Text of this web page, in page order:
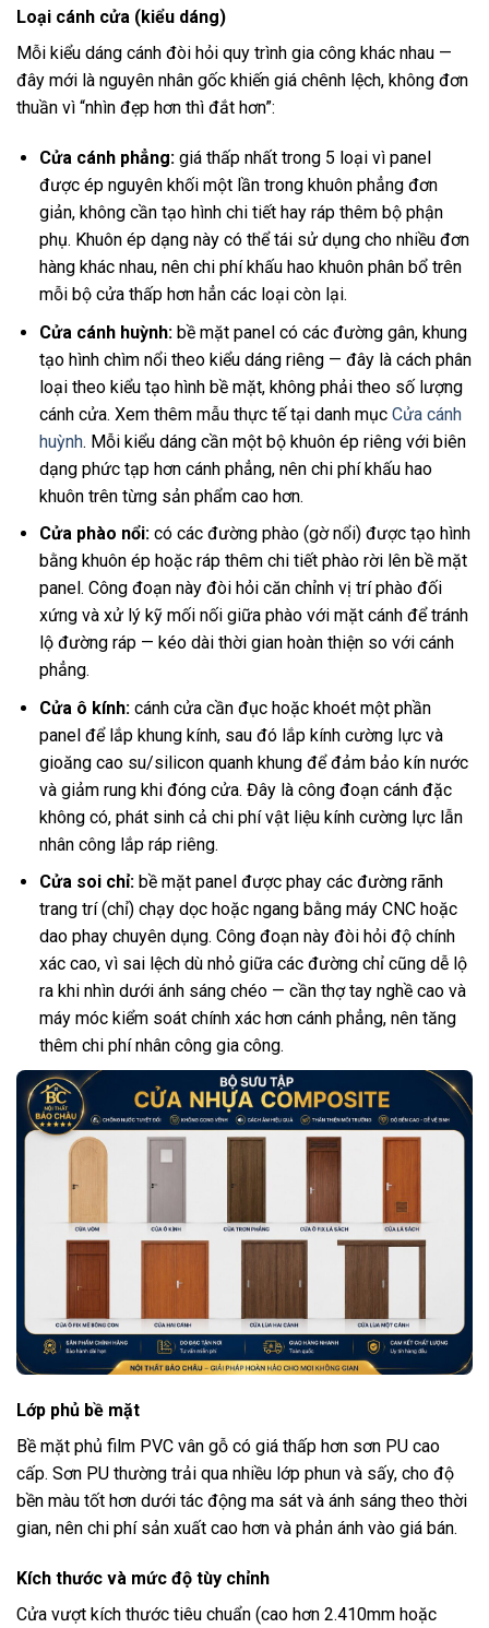
Loại cánh cửa (kiểu dáng)
Mỗi kiểu dáng cánh đòi hỏi quy trình gia công khác nhau —
đây mới là nguyên nhân gốc khiến giá chênh lệch, không đơn
thuần vì “nhìn đẹp hơn thì đắt hơn”:
Cửa cánh phẳng:giá thấp nhất trong 5 loại vì panel
được ép nguyên khối một lần trong khuôn phẳng đơn
giản, không cần tạo hình chi tiết hay ráp thêm bộ phận
phụ. Khuôn ép dạng này có thể tái sử dụng cho nhiều đơn
hàng khác nhau, nên chi phí khấu hao khuôn phân bổ trên
mỗi bộ cửa thấp hơn hẳn các loại còn lại.
Cửa cánh huỳnh:bề mặt panel có các đường gân, khung
tạo hình chìm nổi theo kiểu dáng riêng — đây là cách phân
loại theo kiểu tạo hình bề mặt, không phải theo số lượng
cánh cửa. Xem thêm mẫu thực tế tại danh mục Cửa cánh
huỳnh. Mỗi kiểu dáng cần một bộ khuôn ép riêng với biên
dạng phức tạp hơn cánh phẳng, nên chi phí khấu hao
khuôn trên từng sản phẩm cao hơn.
Cửa phào nổi:có các đường phào (gờ nổi) được tạo hình
bằng khuôn ép hoặc ráp thêm chi tiết phào rời lên bề mặt
panel. Công đoạn này đòi hỏi căn chỉnh vị trí phào đối
xứng và xử lý kỹ mối nối giữa phào với mặt cánh để tránh
lộ đường ráp — kéo dài thời gian hoàn thiện so với cánh
phẳng.
Cửa ô kính:cánh cửa cần đục hoặc khoét một phần
panel để lắp khung kính, sau đó lắp kính cường lực và
gioăng cao su/silicon quanh khung để đảm bảo kín nước
và giảm rung khi đóng cửa. Đây là công đoạn cánh đặc
không có, phát sinh cả chi phí vật liệu kính cường lực lẫn
nhân công lắp ráp riêng.
Cửa soi chỉ:bề mặt panel được phay các đường rãnh
trang trí (chỉ) chạy dọc hoặc ngang bằng máy CNC hoặc
dao phay chuyên dụng. Công đoạn này đòi hỏi độ chính
xác cao, vì sai lệch dù nhỏ giữa các đường chỉ cũng dễ lộ
ra khi nhìn dưới ánh sáng chéo — cần thợ tay nghề cao và
máy móc kiểm soát chính xác hơn cánh phẳng, nên tăng
thêm chi phí nhân công gia công.
Lớp phủ bề mặt
Bề mặt phủ film PVC vân gỗ có giá thấp hơn sơn PU cao
cấp. Sơn PU thường trải qua nhiều lớp phun và sấy, cho độ
bền màu tốt hơn dưới tác động ma sát và ánh sáng theo thời
gian, nên chi phí sản xuất cao hơn và phản ánh vào giá bán.
Kích thước và mức độ tùy chỉnh
Cửa vượt kích thước tiêu chuẩn (cao hơn 2.410mm hoặc